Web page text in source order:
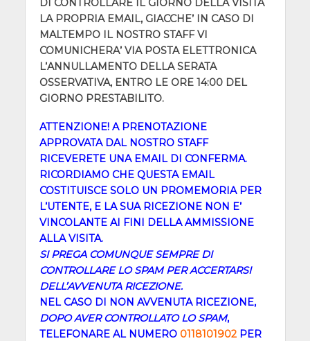
DI CONTROLLARE IL GIORNO DELLA VISITA
LA PROPRIA EMAIL, GIACCHE’ IN CASO DI
MALTEMPO IL NOSTRO STAFF VI
COMUNICHERA’ VIA POSTA ELETTRONICA
L’ANNULLAMENTO DELLA SERATA
OSSERVATIVA, ENTRO LE ORE 14:00 DEL
GIORNO PRESTABILITO.
ATTENZIONE! A PRENOTAZIONE
APPROVATA DAL NOSTRO STAFF
RICEVERETE UNA EMAIL DI CONFERMA.
RICORDIAMO CHE QUESTA EMAIL
COSTITUISCE SOLO UN PROMEMORIA PER
L’UTENTE, E LA SUA RICEZIONE NON E’
VINCOLANTE AI FINI DELLA AMMISSIONE
ALLA VISITA.
SI PREGA COMUNQUE SEMPRE DI
CONTROLLARE LO SPAM PER ACCERTARSI
DELL’AVVENUTA RICEZIONE.
NEL CASO DI NON AVVENUTA RICEZIONE,
DOPO AVER CONTROLLATO LO SPAM,
TELEFONARE AL NUMERO 0118101902PER